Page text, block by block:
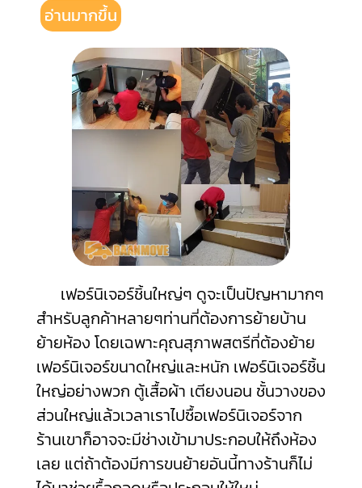
อ่านมากขึ้น
เฟอร์นิเจอร์ชิ้นใหญ่ๆ ดูจะเป็นปัญหามากๆ
สำหรับลูกค้าหลายๆท่านที่ต้องการย้ายบ้าน
ย้ายห้อง โดยเฉพาะคุณสุภาพสตรีที่ต้องย้าย
เฟอร์นิเจอร์ขนาดใหญ่และหนัก เฟอร์นิเจอร์ชิ้น
ใหญ่อย่างพวก ตู้เสื้อผ้า เตียงนอน ชั้นวางของ
ส่วนใหญ่แล้วเวลาเราไปซื้อเฟอร์นิเจอร์จาก
ร้านเขาก็อาจจะมีช่างเข้ามาประกอบให้ถึงห้อง
เลย แต่ถ้าต้องมีการขนย้ายอันนี้ทางร้านก็ไม่